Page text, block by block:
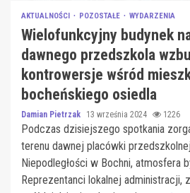
AKTUALNOŚCI POZOSTAŁE WYDARZENIA
Wielofunkcyjny budynek
dawnego przedszkola
kontrowersje wśród
bocheńskiego osiedla
Damian Pietrzak 13 września 2024 1226
Podczas dzisiejszego spotkania
terenu dawnej placówki
Niepodległości w Bochni, atmosfera
Reprezentanci lokalnej administracji,